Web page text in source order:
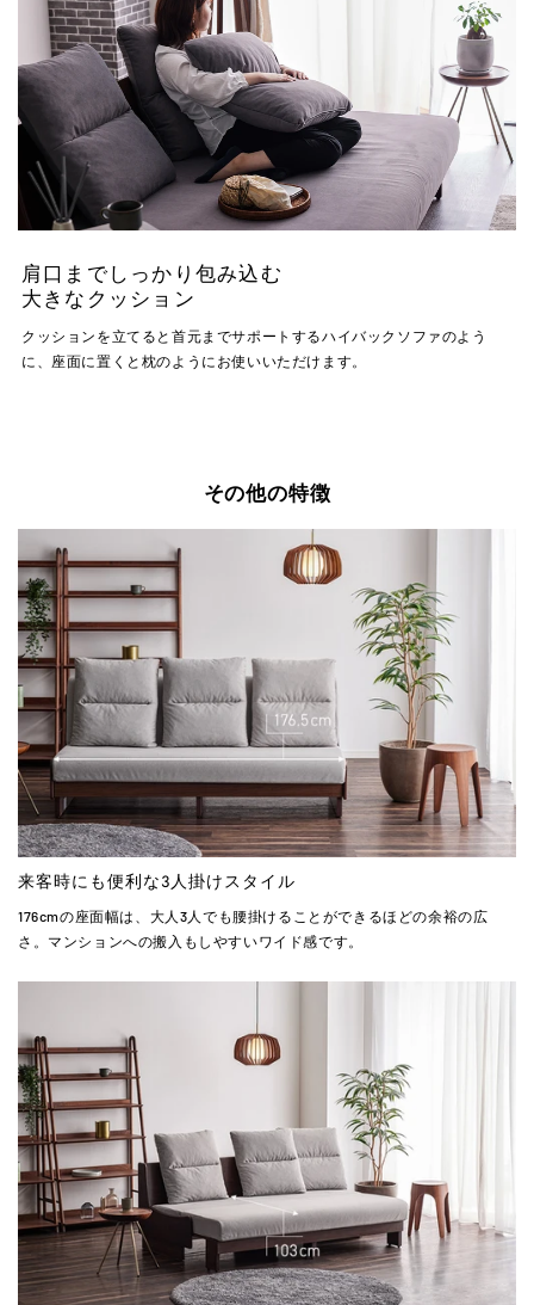
肩口までしっかり包み込む
大きなクッション
クッションを立てると首元までサポートするハイバックソファのよう
に、座面に置くと枕のようにお使いいただけます。
その他の特徴
来客時にも便利な3人掛けスタイル
176cmの座面幅は、大人3人でも腰掛けることができるほどの余裕の広
さ。マンションへの搬入もしやすいワイド感です。